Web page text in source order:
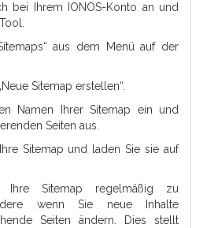
bei Ihrem IONOS-Konto an und
aus dem Menü auf der
Sitemap erstellen“.
Namen Ihrer Sitemap ein und
Seiten aus.
Sitemap und laden Sie sie auf
Sitemap regelmäßig zu
wenn Sie neue Inhalte
Seiten ändern. Dies stellt